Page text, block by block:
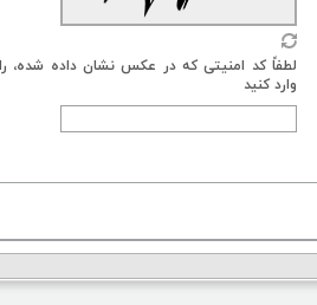
لطفاً کد امنیتی که در عکس نشان داده شده، را
وارد کنید